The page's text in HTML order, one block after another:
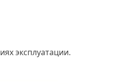
эксплуатации.